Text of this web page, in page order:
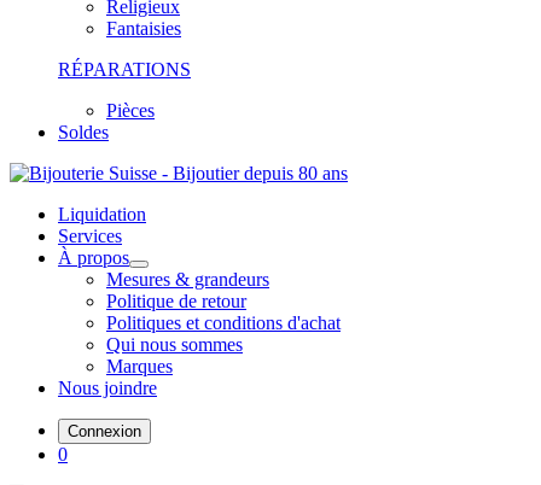
Religieux
Fantaisies
RÉPARATIONS
Pièces
Soldes
Liquidation
Services
À propos
Mesures & grandeurs
Politique de retour
Politiques et conditions d'achat
Qui nous sommes
Marques
Nous joindre
Connexion
0